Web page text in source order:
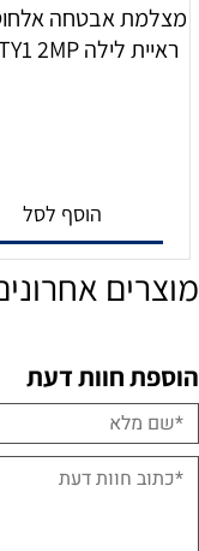
מצלמת אבטחה
ראיית לילה Ezviz TY1 2MP
הוסף לסל
מוצרים
הוספת חוות דעת